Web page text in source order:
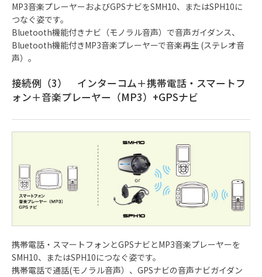
MP3音楽プレーヤーおよびGPSナビをSMH10、またはSPH10に
つなぐ姿です。
Bluetooth機能付きナビ（モノラル音声）で音声ガイダンス、
Bluetooth機能付きMP3音楽プレーヤーで音楽再生 (ステレオ音
声）。
接続例（3） インターコム＋携帯電話・スマートフ
ォン＋音楽プレーヤー（MP3）+GPSナビ
携帯電話・スマートフォンとGPSナビとMP3音楽プレーヤーを
SMH10、またはSPH10につなぐ姿です。
携帯電話で通話(モノラル音声）、GPSナビの音声ナビガイダン